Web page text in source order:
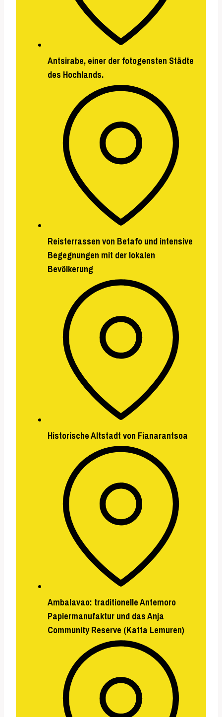
Antsirabe, einer der fotogensten Städte
des Hochlands.
Reisterrassen von Betafo und intensive
Begegnungen mit der lokalen
Bevölkerung
Historische Altstadt von Fianarantsoa
Ambalavao: traditionelleAntemoro
Papiermanufaktur und dasAnja
Community Reserve (Katta Lemuren)